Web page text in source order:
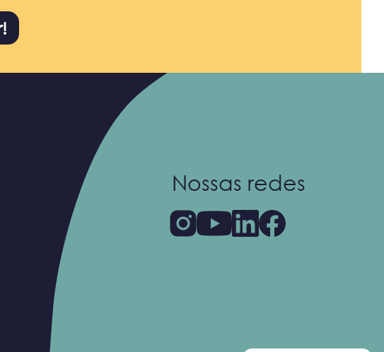
Nossas redes